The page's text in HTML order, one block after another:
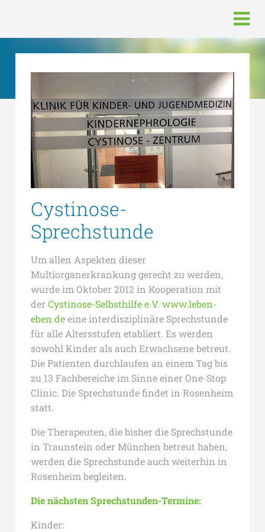
Cystinose-
Sprechstunde
Um allen Aspekten dieser
Multiorganerkrankung gerecht zu werden,
wurde im Oktober 2012 in Kooperation mit
der Cystinose-Selbsthilfe e.V. www.leben-
eben.deeine interdisziplinäre Sprechstunde
für alle Altersstufen etabliert. Es werden
sowohl Kinder als auch Erwachsene betreut.
Die Patienten durchlaufen an einem Tag bis
zu 13 Fachbereiche im Sinne einer One-Stop
Clinic. Die Sprechstunde findet in Rosenheim
statt.
Die Therapeuten, die bisher die Sprechstunde
in Traunstein oder München betreut haben,
werden die Sprechstunde auch weiterhin in
Rosenheim begleiten.
Die nächsten Sprechstunden-Termine:
Kinder: